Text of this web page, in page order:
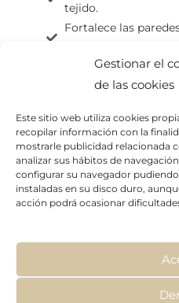
Gestionar el
de las cookies
Este sitio web utiliza cookies
recopilar información con la
mostrarle publicidad relacionada
analizar sus hábitos de
configurar su navegador
instaladas en su disco duro,
acción podrá ocasionar
tejido.
Fortalece las
Refuerza capilares
mejor circulación.
efectos